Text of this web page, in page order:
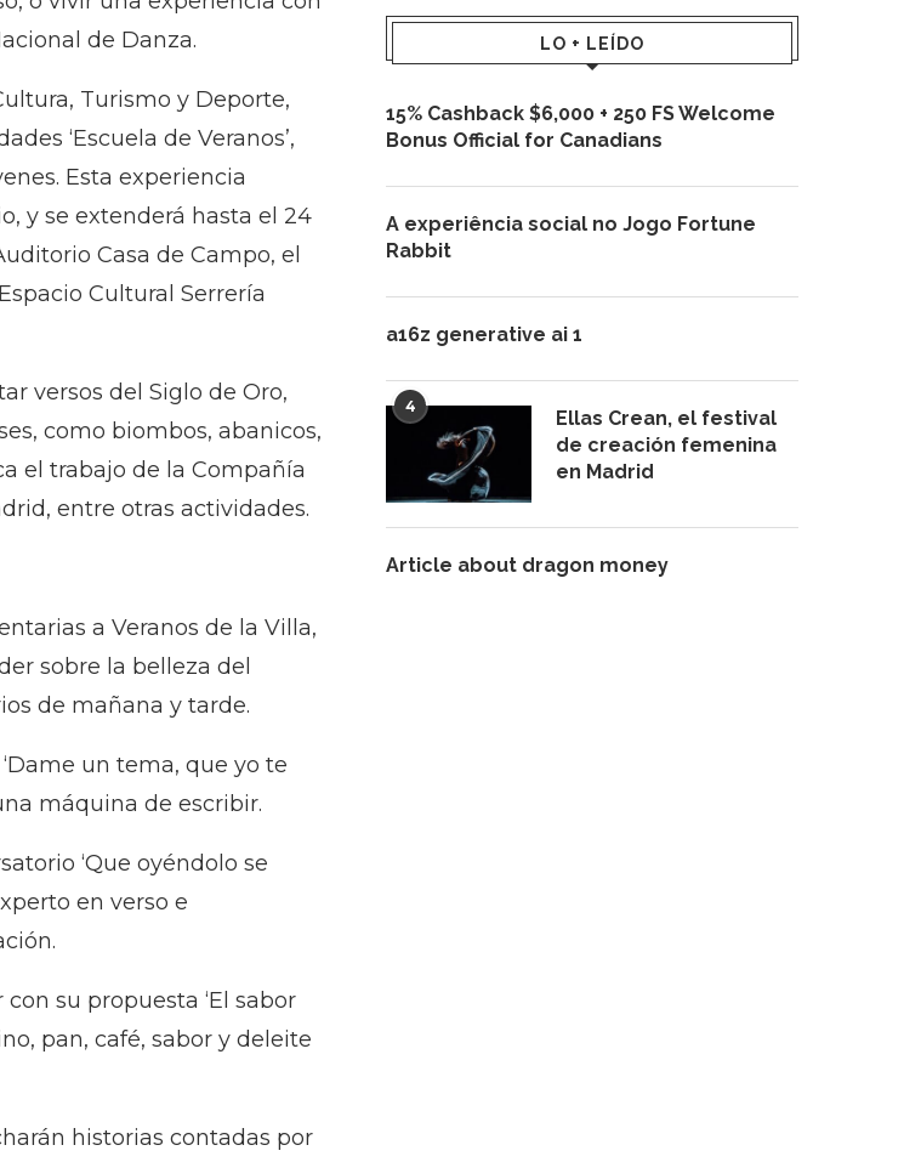
de Danza.
Turismo y Deporte,
‘Escuela de Veranos’,
Esta experiencia
y se extenderá hasta el 24
Casa de Campo, el
Cultural Serrería
versos del Siglo de Oro,
como biombos, abanicos,
el trabajo de la Compañía
entre otras actividades.
a Veranos de la Villa,
sobre la belleza del
de mañana y tarde.
un tema, que yo te
máquina de escribir.
‘Que oyéndolo se
en verso e
su propuesta ‘El sabor
pan, café, sabor y deleite
historias contadas por
LO + LEÍDO
15% Cashback $6,000 + 250 FS Welcome
Bonus Official for Canadians
A experiência social no Jogo Fortune
Rabbit
a16z generative ai 1
4
Ellas Crean, el festival
de creación femenina
en Madrid
Article about dragon money